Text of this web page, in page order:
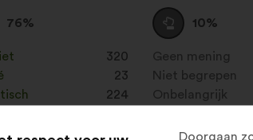
76%
320
23
224
Neutraal
:
10%
Dit
voorstel
is
gekwalificeerd
als:
Geen mening
:keer
Niet begrepen
:keer
Onbelangrijk
:keer
Doorgaan